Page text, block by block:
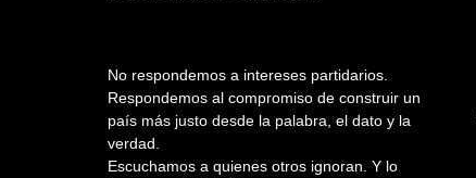
No respondemos a intereses partidarios.
Respondemos al compromiso de construir un
país más justo desde la palabra, el dato y la
verdad.
Escuchamos a quienes otros ignoran. Y lo